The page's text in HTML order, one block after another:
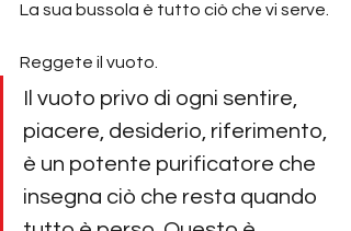
La sua bussola è tutto ciò che vi serve.
Reggete il vuoto.
Il vuoto privo di ogni sentire,
piacere, desiderio, riferimento,
è un potente purificatore che
insegna ciò che resta quando